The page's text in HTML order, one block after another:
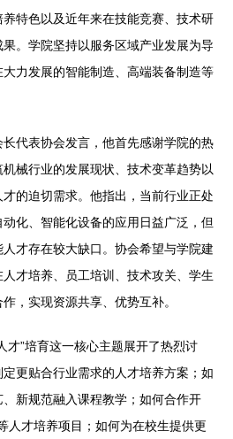
特色以及近年来在技能竞赛、技术研
。学院坚持以服务区域产业发展为导
力发展的智能制造、高端装备制造等
代表协会发言，他首先感谢学院的热
械行业的发展现状、技术变革趋势以
的迫切需求。他指出，当前行业正处
化、智能化设备的应用日益广泛，但
才存在较大缺口。协会希望与学院建
才培养、员工培训、技术攻关、学生
，实现资源共享、优势互补。
才”培育这一核心主题展开了热烈讨
更贴合行业需求的人才培养方案；如
新规范融入课程教学；如何合作开
人才培养项目；如何为在校生提供更